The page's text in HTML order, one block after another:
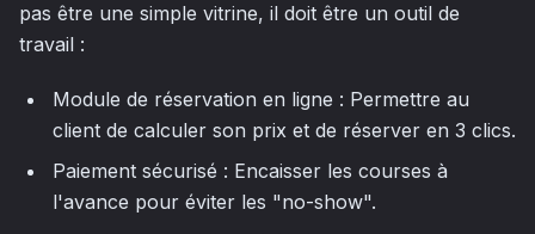
pas être une simple vitrine, il doit être un outil de
travail :
Module de réservation en ligne : Permettre au
client de calculer son prix et de réserver en 3 clics.
Paiement sécurisé : Encaisser les courses à
l'avance pour éviter les "no-show".